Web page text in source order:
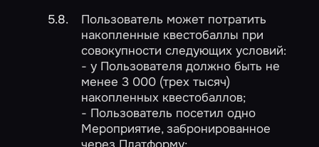
Пользователь может потратить
накопленные квестобаллы при
совокупности следующих условий:
- у Пользователя должно быть не
менее 3 000 (трех тысяч)
накопленных квестобаллов;
- Пользователь посетил одно
Мероприятие, забронированное